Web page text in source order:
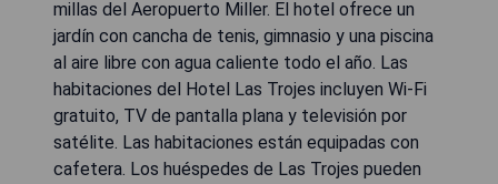
millas del Aeropuerto Miller. El hotel ofrece un
jardín con cancha de tenis, gimnasio y una piscina
al aire libre con agua caliente todo el año. Las
habitaciones del Hotel Las Trojes incluyen Wi-Fi
gratuito, TV de pantalla plana y televisión por
satélite. Las habitaciones están equipadas con
cafetera. Los huéspedes de Las Trojes pueden